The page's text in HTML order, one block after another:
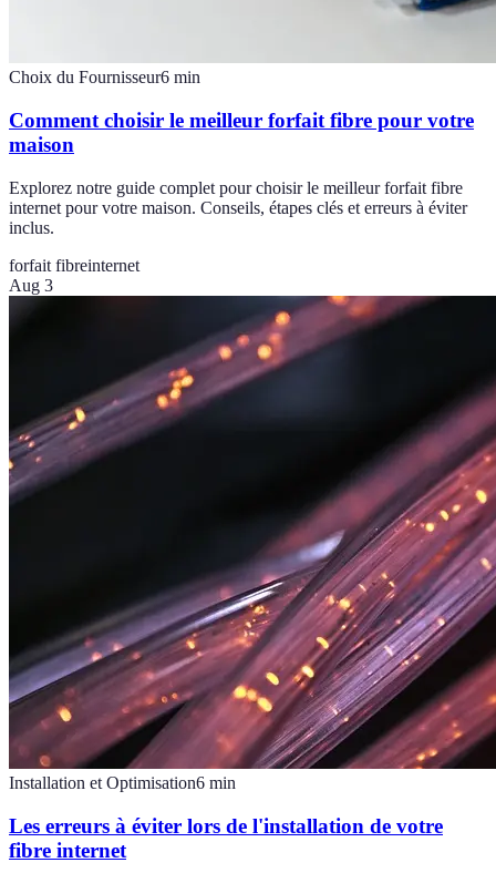
Choix du Fournisseur6 min
Comment choisir le meilleur forfait fibre pour votre
maison
Explorez notre guide complet pour choisir le meilleur forfait fibre
internet pour votre maison. Conseils, étapes clés et erreurs à éviter
inclus.
forfait fibreinternet
Aug 3
Installation et Optimisation6 min
Les erreurs à éviter lors de l'installation de votre
fibre internet